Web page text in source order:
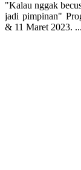
"Kalau nggak
jadi pimpinan"
& 11 Maret 2023. ...